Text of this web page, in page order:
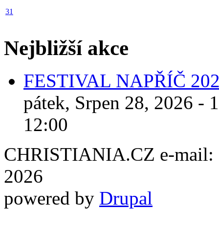
31
Nejbližší akce
FESTIVAL NAPŘÍČ
pátek, Srpen 28, 2026 -
12:00
CHRISTIANIA.CZ e-mail:
2026
powered by Drupal